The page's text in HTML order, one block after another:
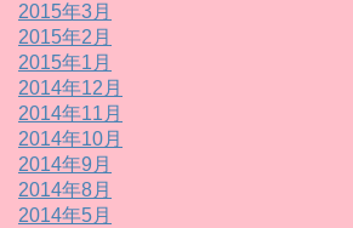
2015年3月
2015年2月
2015年1月
2014年12月
2014年11月
2014年10月
2014年9月
2014年8月
2014年5月